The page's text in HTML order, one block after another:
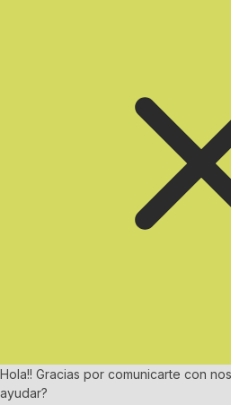
Hola!! Gracias por comunicarte con
ayudar?